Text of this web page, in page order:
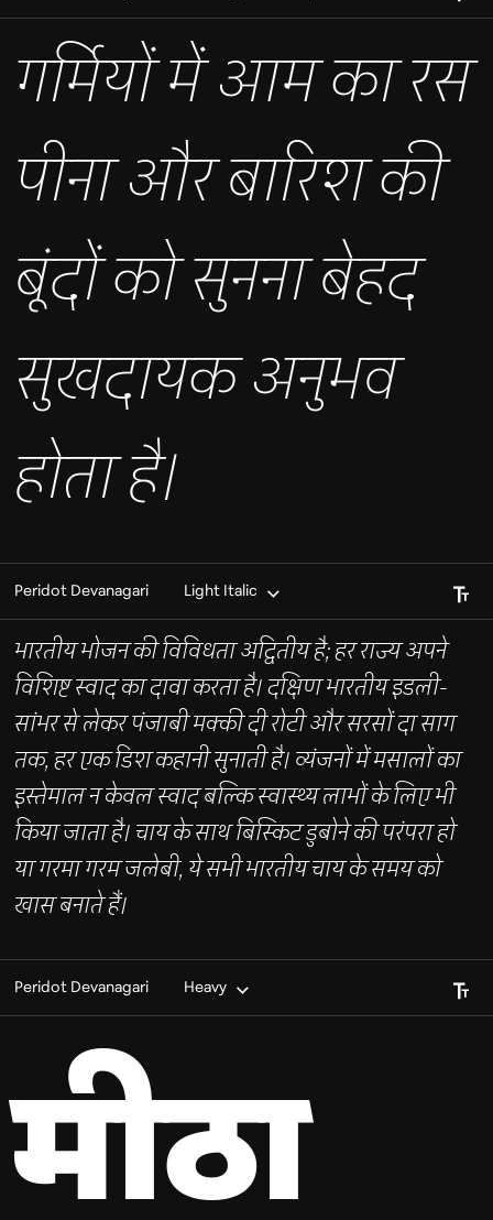
गर्मियों में आम का रस
पीना और बारिश की
बूंदों को सुनना बेहद
सुखदायक अनुभव
होता है।
Peridot Devanagari Light Italic Font
भारतीय भोजन की विविधता अद्वितीय है; हर राज्य अपने
विशिष्ट स्वाद का दावा करता है। दक्षिण भारतीय इडली-
सांभर से लेकर पंजाबी मक्की दी रोटी और सरसों दा साग
तक, हर एक डिश कहानी सुनाती है। व्यंजनों में मसालों का
इस्तेमाल न केवल स्वाद बल्कि स्वास्थ्य लाभों के लिए भी
किया जाता है। चाय के साथ बिस्किट डुबोने की परंपरा हो
या गरमा गरम जलेबी, ये सभी भारतीय चाय के समय को
खास बनाते हैं।
Peridot Devanagari Heavy Font
मीठा